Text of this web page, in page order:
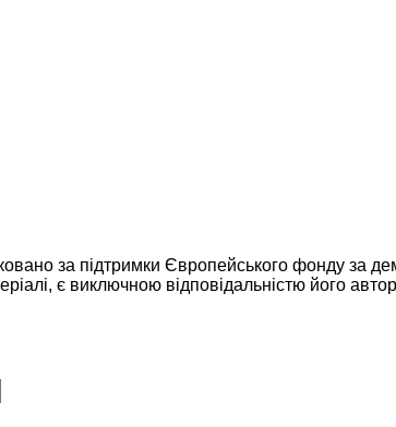
за підтримки Європейського фонду за
є виключною відповідальністю його